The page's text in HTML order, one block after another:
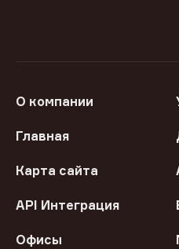
О компании
Главная
Карта сайта
API Интеграция
Офисы